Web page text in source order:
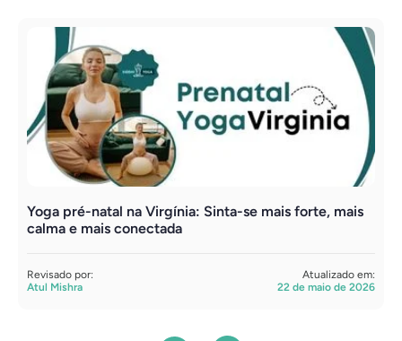
Yoga pré-natal na Virgínia: Sinta-se mais forte, mais
calma e mais conectada
Revisado por:
Atul Mishra
Atualizado em:
22 de maio de 2026